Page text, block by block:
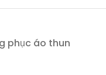
phục áo thun